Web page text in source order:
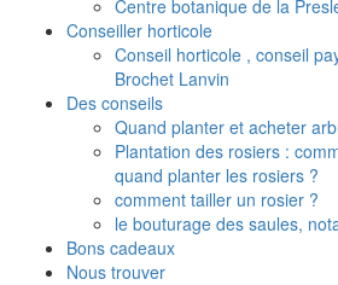
Centre botanique de la
Conseiller horticole
Conseil horticole , conseil
Brochet Lanvin
Des conseils
Quand planter et acheter
Plantation des rosiers :
quand planter les rosiers ?
comment tailler un rosier ?
le bouturage des saules,
Bons cadeaux
Nous trouver